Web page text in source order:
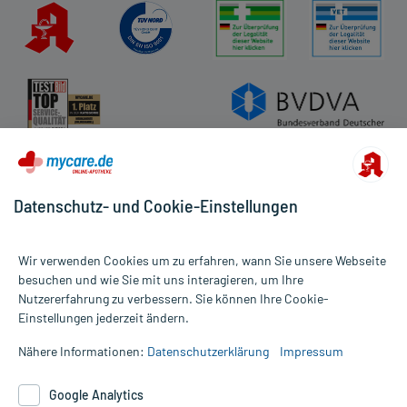
Alle Preise gelten inkl. MwSt., ggf. zzgl. Versandkosten
Informationen auf dieser Website werden ausschließlich für
die Untersuchung und Behandlung durch einen Arzt. Bitte
Therapien eingeleitet werden können. | Diese Webseite benutzt
Datenschutz- und Cookie-Einstellungen
Wir verwenden Cookies um zu erfahren, wann Sie unsere Webseite
besuchen und wie Sie mit uns interagieren, um Ihre
Nutzererfahrung zu verbessern. Sie können Ihre Cookie-
Einstellungen jederzeit ändern.
Nähere Informationen: Datenschutzerklärung Impressum
Google Analytics